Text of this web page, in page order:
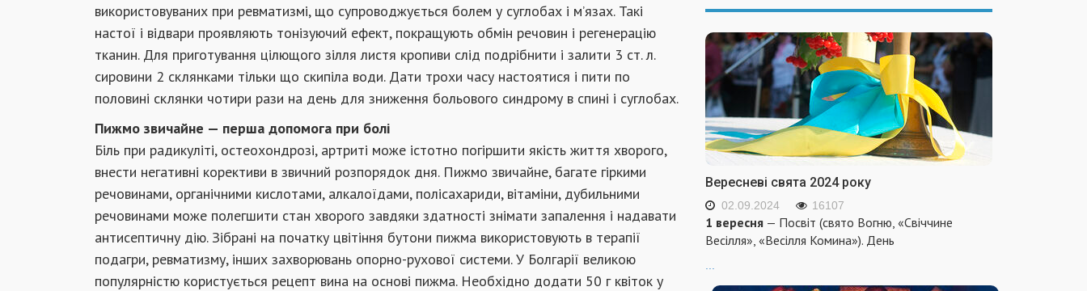
використовуваних при ревматизмі, що супроводжується болем у суглобах і м’язах. Такі
настої і відвари проявляють тонізуючий ефект, покращують обмін речовин і регенерацію
тканин. Для приготування цілющого зілля листя кропиви слід подрібнити і залити 3 ст. л.
сировини 2 склянками тільки що скипіла води. Дати трохи часу настоятися і пити по
половині склянки чотири рази на день для зниження больового синдрому в спині і суглобах.
Пижмо звичайне — перша допомога при болі
Біль при радикуліті, остеохондрозі, артриті може істотно погіршити якість життя хворого,
внести негативні корективи в звичний розпорядок дня. Пижмо звичайне, багате гіркими
речовинами, органічними кислотами, алкалоїдами, полісахариди, вітаміни, дубильними
речовинами може полегшити стан хворого завдяки здатності знімати запалення і надавати
антисептичну дію. Зібрані на початку цвітіння бутони пижма використовують в терапії
подагри, ревматизму, інших захворювань опорно-рухової системи. У Болгарії великою
популярністю користується рецепт вина на основі пижма. Необхідно додати 50 г квіток у
Вересневі свята 2024 року
02.09.2024 16107
1 вересня — Посвіт (свято Вогню, «Свіччине
Весілля», «Весілля Комина»). День
...